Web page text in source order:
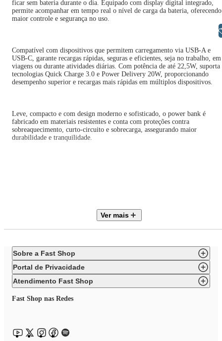
ficar sem bateria durante o dia. Equipado com display digital integrado,
permite acompanhar em tempo real o nível de carga da bateria, oferecendo
maior controle e segurança no uso.
Compatível com dispositivos que permitem carregamento via USB-A e
USB-C, garante recargas rápidas, seguras e eficientes, seja no trabalho, em
viagens ou durante atividades diárias. Com potência de até 22,5W, suporta
tecnologias Quick Charge 3.0 e Power Delivery 20W, proporcionando
desempenho superior e recargas mais rápidas em múltiplos dispositivos.
Leve, compacto e com design moderno e sofisticado, o power bank é
fabricado em materiais resistentes e conta com proteções contra
sobreaquecimento, curto-circuito e sobrecarga, assegurando maior
durabilidade e tranquilidade.
Cor: Branco
Tipo de entrada: Micro USB e USB Tipo-C
Entrada (Volts): Micro USB/Tipo-C: 5V/3A, 9V/2A, 12V/1.5A
Ver mais
Sobre a Fast Shop
Portal de Privacidade
Atendimento Fast Shop
Fast Shop nas Redes